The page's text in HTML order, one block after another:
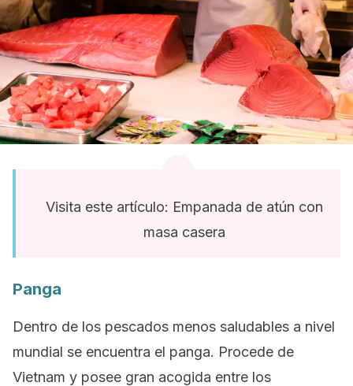
Visita este artículo: Empanada de atún con
masa casera
Panga
Dentro de los pescados menos saludables a nivel
mundial se encuentra el panga. Procede de
Vietnam y posee gran acogida entre los